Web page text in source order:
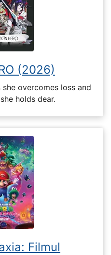
(2026)
overcomes loss and
holds dear.
Filmul